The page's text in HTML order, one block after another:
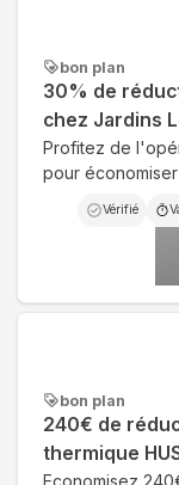
bon plan
30% de
chez Jardins
Profitez de
pour
Vérifié
bon plan
240€ de
thermique
Economisez